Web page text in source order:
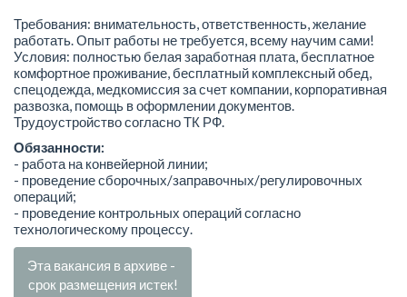
Требования: внимательность, ответственность, желание
работать. Опыт работы не требуется, всему научим сами!
Условия: полностью белая заработная плата, бесплатное
комфортное проживание, бесплатный комплексный обед,
спецодежда, медкомиссия за счет компании, корпоративная
развозка, помощь в оформлении документов.
Трудоустройство согласно ТК РФ.
Обязанности:
- работа на конвейерной линии;
- проведение сборочных/заправочных/регулировочных
операций;
- проведение контрольных операций согласно
технологическому процессу.
Эта вакансия в архиве -
срок размещения истек!